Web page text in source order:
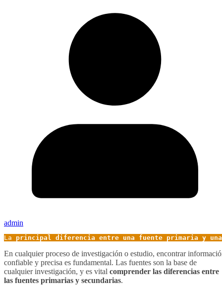
admin
La principal diferencia entre una fuente primaria y
En cualquier proceso de investigación o estudio, encontrar
confiable y precisa es fundamental. Las fuentes son la base de
cualquier investigación, y es vital comprender las diferencias entre
las fuentes primarias y secundarias.